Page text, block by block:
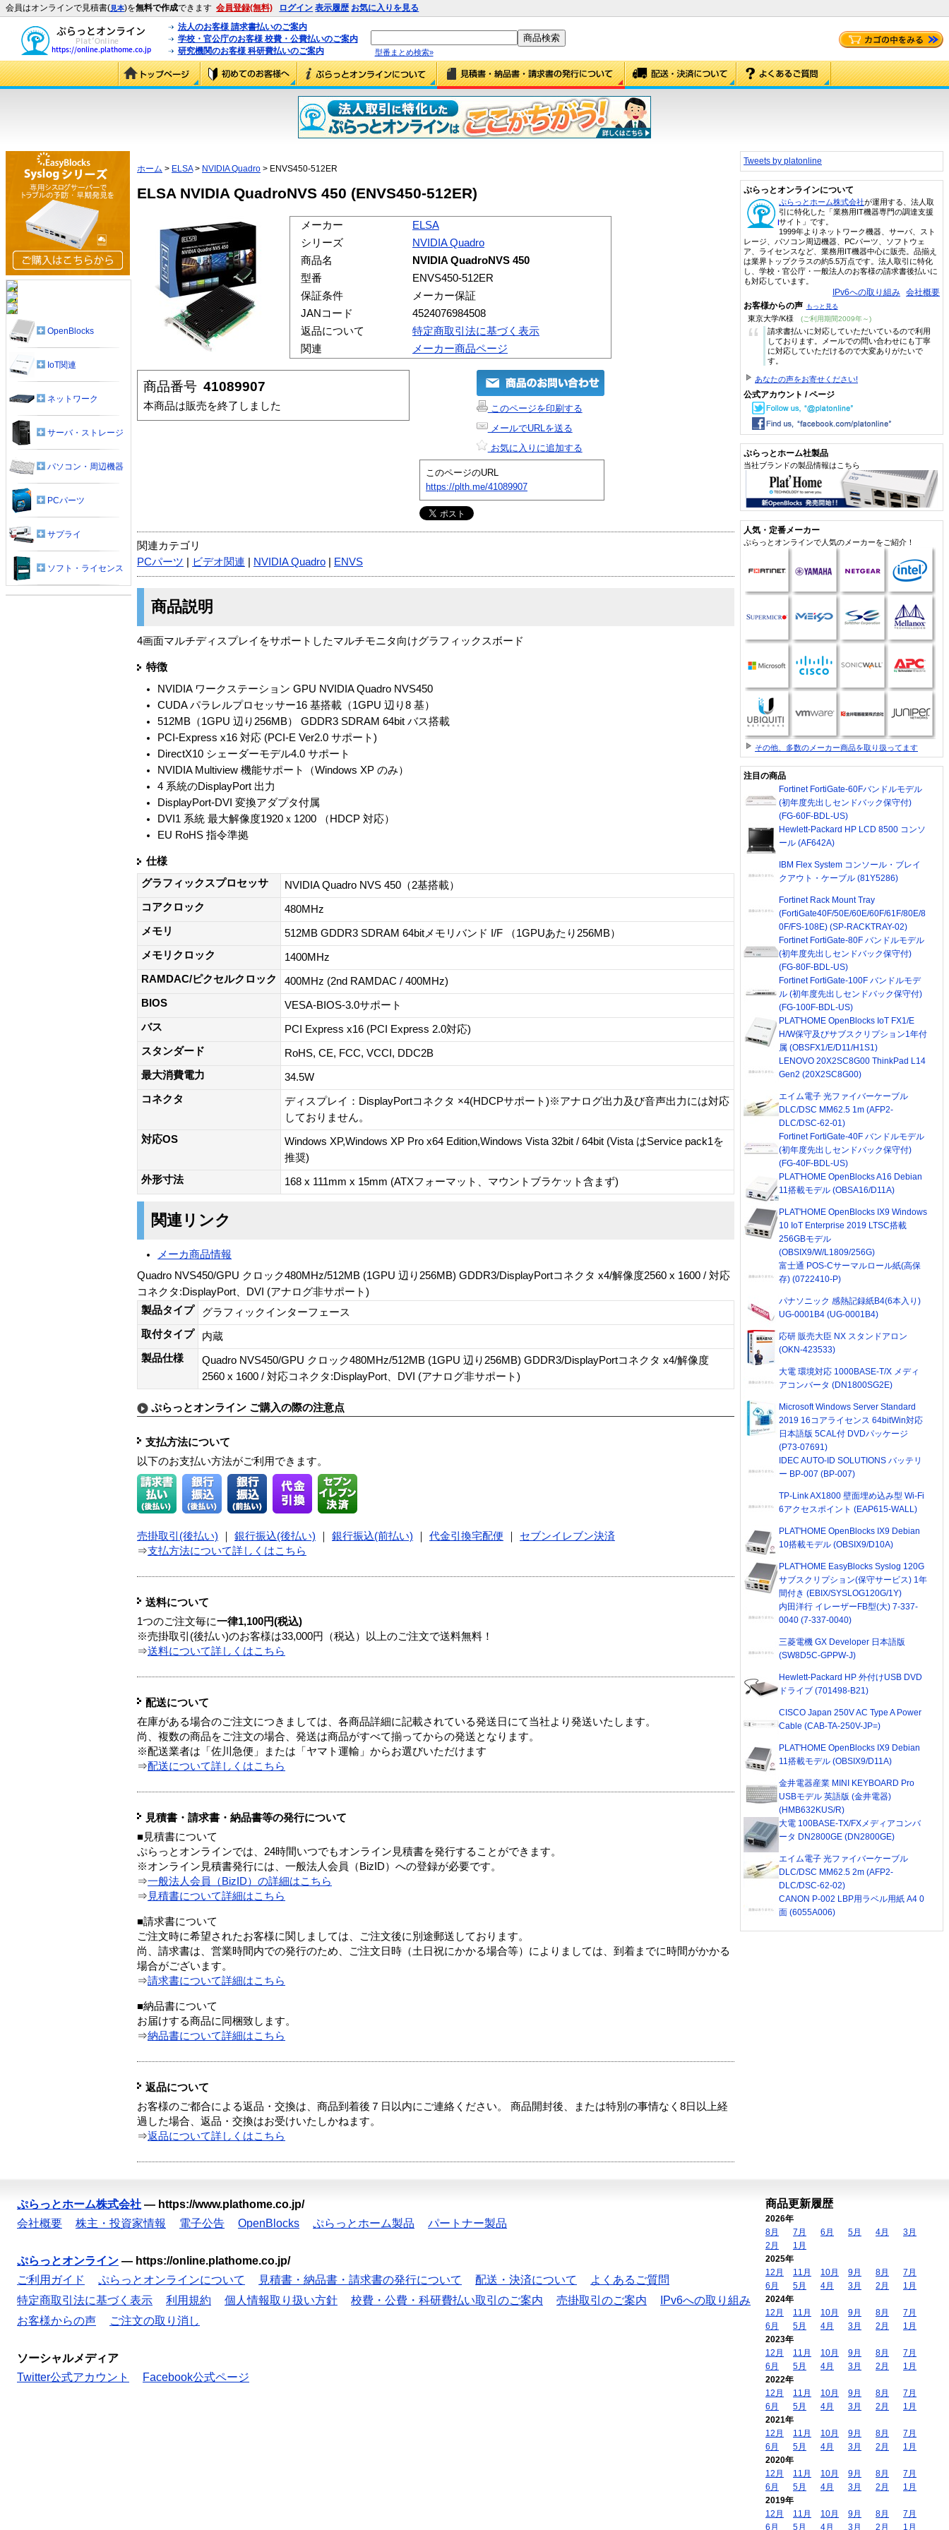
会員はオンラインで見積書(見本)を無料で作成できます 会員登録(無料) ログイン 表示履歴 お気に入りを見る
法人のお客様 請求書払いのご案内
学校・官公庁のお客様 校費・公費払いのご案内
研究機関のお客様 科研費払いのご案内
型番まとめ検索»
ホーム > ELSA> NVIDIA Quadro > ENVS450-512ER
ELSA NVIDIA QuadroNVS 450 (ENVS450-512ER)
メーカー
ELSA
シリーズ
NVIDIA Quadro
商品名
NVIDIA QuadroNVS 450
型番
ENVS450-512ER
保証条件
メーカー保証
JANコード
4524076984508
返品について
特定商取引法に基づく表示
関連
メーカー商品ページ
商品番号 41089907
本商品は販売を終了しました
このページを印刷する
メールでURLを送る
お気に入りに追加する
このページのURL
https://plth.me/41089907
関連カテゴリ
PCパーツ
ビデオ関連 NVIDIA Quadro ENVS
商品説明
4画面マルチディスプレイをサポートしたマルチモニタ向けグラフィックスボード
特徴
NVIDIA ワークステーション GPU NVIDIA Quadro NVS450
CUDA パラレルプロセッサー16 基搭載（1GPU 辺り8 基）
512MB（1GPU 辺り256MB） GDDR3 SDRAM 64bit バス搭載
PCI-Express x16 対応 (PCI-E Ver2.0 サポート)
DirectX10 シェーダーモデル4.0 サポート
NVIDIA Multiview 機能サポート（Windows XP のみ）
4 系統のDisplayPort 出力
DisplayPort-DVI 変換アダプタ付属
DVI1 系統 最大解像度1920ｘ1200 （HDCP 対応）
EU RoHS 指令準拠
仕様
グラフィックスプロセッサ
NVIDIA Quadro NVS 450（2基搭載）
コアクロック
480MHz
メモリ
512MB GDDR3 SDRAM 64bitメモリバンド I/F （1GPUあたり256MB）
メモリクロック
1400MHz
RAMDAC/ピクセルクロック
400MHz (2nd RAMDAC / 400MHz)
BIOS
VESA-BIOS-3.0サポート
バス
PCI Express x16 (PCI Express 2.0対応)
スタンダード
RoHS, CE, FCC, VCCI, DDC2B
最大消費電力
34.5W
コネクタ
ディスプレイ：DisplayPortコネクタ ×4(HDCPサポート)※アナログ出力及び音声出力には対応
しておりません。
対応OS
Windows XP,Windows XP Pro x64 Edition,Windows Vista 32bit / 64bit (Vista はService pack1を
推奨)
外形寸法
168 x 111mm x 15mm (ATXフォーマット、マウントブラケット含まず)
関連リンク
メーカ商品情報
Quadro NVS450/GPU クロック480MHz/512MB (1GPU 辺り256MB) GDDR3/DisplayPortコネクタ x4/解像度2560 x 1600 / 対応
コネクタ:DisplayPort、DVI (アナログ非サポート)
製品タイプ
グラフィックインターフェース
取付タイプ
内蔵
製品仕様
Quadro NVS450/GPU クロック480MHz/512MB (1GPU 辺り256MB) GDDR3/DisplayPortコネクタ x4/解像度
2560 x 1600 / 対応コネクタ:DisplayPort、DVI (アナログ非サポート)
ぷらっとオンライン ご購入の際の注意点
支払方法について
以下のお支払い方法がご利用できます。
売掛取引(後払い) 銀行振込(後払い) 銀行振込(前払い) 代金引換宅配便
セブンイレブン決済
⇒支払方法について詳しくはこちら
送料について
1つのご注文毎に一律1,100円(税込)
※売掛取引(後払い)のお客様は33,000円（税込）以上のご注文で送料無料！
⇒送料について詳しくはこちら
配送について
在庫がある場合のご注文につきましては、各商品詳細に記載されている発送日にて当社より発送いたします。
尚、複数の商品をご注文の場合、発送は商品がすべて揃ってからの発送となります。
※配送業者は「佐川急便」または「ヤマト運輸」からお選びいただけます
⇒配送について詳しくはこちら
見積書・請求書・納品書等の発行について
■見積書について
ぷらっとオンラインでは、24時間いつでもオンライン見積書を発行することができます。
※オンライン見積書発行には、一般法人会員（BizID）への登録が必要です。
⇒一般法人会員（BizID）の詳細はこちら
⇒ 見積書について詳細はこちら
■請求書について
ご注文時に希望されたお客様に関しましては、ご注文後に別途郵送しております。
尚、請求書は、営業時間内での発行のため、ご注文日時（土日祝にかかる場合等）によりましては、到着までに時間がかかる
場合がございます。
⇒請求書について詳細はこちら
■納品書について
お届けする商品に同梱致します。
⇒納品書について詳細はこちら
返品について
お客様のご都合による返品・交換は、商品到着後７日以内にご連絡ください。 商品開封後、または特別の事情なく8日以上経
過した場合、返品・交換はお受けいたしかねます。
⇒返品について詳しくはこちら
OpenBlocks
IoT関連
ネットワーク
サーバ・ストレージ
パソコン・周辺機器
PCパーツ
サプライ
ソフト・ライセンス
Tweets by platonline
ぷらっとオンラインについて
ぷらっとホーム株式会社が運用する、法人取
引に特化した「業務用IT機器専門の調達支援
サイト」です。
1999年よりネットワーク機器、サーバ、スト
レージ、パソコン周辺機器、PCパーツ、ソフトウェ
ア、ライセンスなど、業務用IT機器中心に販売。品揃え
は業界トップクラスの約5.5万点です。法人取引に特化
し、学校・官公庁・一般法人のお客様の請求書後払いに
も対応しています。
IPv6への取り組み 会社概要
お客様からの声 もっと見る
東京大学/K様 (ご利用期間2009年～)
“
請求書払いに対応していただいているので利用
しております。メールでの問い合わせにも丁寧
に対応していただけるので大変ありがたいで
す。
あなたの声をお寄せください!
公式アカウント / ページ
ぷらっとホーム社製品
当社ブランドの製品情報はこちら
人気・定番メーカー
ぷらっとオンラインで人気のメーカーをご紹介！
その他、多数のメーカー商品を取り扱ってます
注目の商品
Fortinet FortiGate-60Fバンドルモデル
(初年度先出しセンドバック保守付)
(FG-60F-BDL-US)
Hewlett-Packard HP LCD 8500 コンソ
ール (AF642A)
IBM Flex System コンソール・ブレイ
クアウト・ケーブル (81Y5286)
Fortinet Rack Mount Tray
(FortiGate40F/50E/60E/60F/61F/80E/8
0F/FS-108E) (SP-RACKTRAY-02)
Fortinet FortiGate-80F バンドルモデル
(初年度先出しセンドバック保守付)
(FG-80F-BDL-US)
Fortinet FortiGate-100F バンドルモデ
ル (初年度先出しセンドバック保守付)
(FG-100F-BDL-US)
PLAT'HOME OpenBlocks IoT FX1/E
H/W保守及びサブスクリプション1年付
属 (OBSFX1/E/D11/H1S1)
LENOVO 20X2SC8G00 ThinkPad L14
Gen2 (20X2SC8G00)
エイム電子 光ファイバーケーブル
DLC/DSC MM62.5 1m (AFP2-
DLC/DSC-62-01)
Fortinet FortiGate-40F バンドルモデル
(初年度先出しセンドバック保守付)
(FG-40F-BDL-US)
PLAT'HOME OpenBlocks A16 Debian
11搭載モデル (OBSA16/D11A)
PLAT'HOME OpenBlocks IX9 Windows
10 IoT Enterprise 2019 LTSC搭載
256GBモデル
(OBSIX9/W/L1809/256G)
富士通 POS-Cサーマルロール紙(高保
存) (0722410-P)
パナソニック 感熱記録紙B4(6本入り)
UG-0001B4 (UG-0001B4)
応研 販売大臣 NX スタンドアロン
(OKN-423533)
大電 環境対応 1000BASE-T/X メディ
アコンバータ (DN1800SG2E)
Microsoft Windows Server Standard
2019 16コアライセンス 64bitWin対応
日本語版 5CAL付 DVDパッケージ
(P73-07691)
IDEC AUTO-ID SOLUTIONS バッテリ
ー BP-007 (BP-007)
TP-Link AX1800 壁面埋め込み型 Wi-Fi
6アクセスポイント (EAP615-WALL)
PLAT'HOME OpenBlocks IX9 Debian
10搭載モデル (OBSIX9/D10A)
PLAT'HOME EasyBlocks Syslog 120G
サブスクリプション(保守サービス) 1年
間付き (EBIX/SYSLOG120G/1Y)
内田洋行 イレーザーFB型(大) 7-337-
0040 (7-337-0040)
三菱電機 GX Developer 日本語版
(SW8D5C-GPPW-J)
Hewlett-Packard HP 外付けUSB DVD
ドライブ (701498-B21)
CISCO Japan 250V AC Type A Power
Cable (CAB-TA-250V-JP=)
PLAT'HOME OpenBlocks IX9 Debian
11搭載モデル (OBSIX9/D11A)
金井電器産業 MINI KEYBOARD Pro
USBモデル 英語版 (金井電器)
(HMB632KUS/R)
大電 100BASE-TX/FXメディアコンバ
ータ DN2800GE (DN2800GE)
エイム電子 光ファイバーケーブル
DLC/DSC MM62.5 2m (AFP2-
DLC/DSC-62-02)
CANON P-002 LBP用ラベル用紙 A4 0
面 (6055A006)
ぷらっとホーム株式会社 — https://www.plathome.co.jp/
会社概要
株主・投資家情報 電子公告 OpenBlocks ぷらっとホーム製品 パートナー製品
ぷらっとオンライン — https://online.plathome.co.jp/
ご利用ガイド
ぷらっとオンラインについて 見積書・納品書・請求書の発行について 配送・決済について
よくあるご質問
特定商取引法に基づく表示
利用規約 個人情報取り扱い方針 校費・公費・科研費払い取引のご案内 売掛取引のご案内
IPv6への取り組み
お客様からの声
ご注文の取り消し
ソーシャルメディア
Twitter公式アカウント
Facebook公式ページ
商品更新履歴
2026年
8月
7月 6月 5月 4月
3月
2月
1月
2025年
12月
11月 10月 9月 8月
7月
6月
5月 4月 3月 2月
1月
2024年
12月
11月 10月 9月 8月
7月
6月
5月 4月 3月 2月
1月
2023年
12月
11月 10月 9月 8月
7月
6月
5月 4月 3月 2月
1月
2022年
12月
11月 10月 9月 8月
7月
6月
5月 4月 3月 2月
1月
2021年
12月
11月 10月 9月 8月
7月
6月
5月 4月 3月 2月
1月
2020年
12月
11月 10月 9月 8月
7月
6月
5月 4月 3月 2月
1月
2019年
12月
11月 10月 9月 8月
7月
6月
5月 4月 3月 2月 1月